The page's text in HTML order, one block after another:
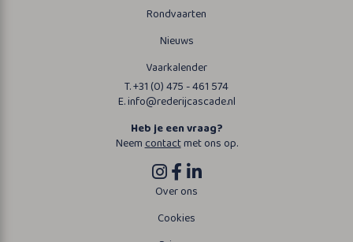
Rondvaarten
Nieuws
Vaarkalender
T. +31 (0) 475 - 461 574
E. info@rederijcascade.nl
Heb je een vraag?
Neemcontactmet ons op.
Over ons
Cookies